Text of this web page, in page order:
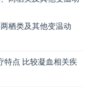
栖类及其他变温动
比较凝血相关疾